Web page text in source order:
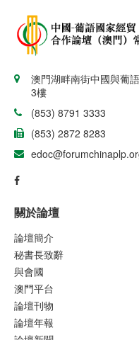
澳門湖畔南街中國與葡
3樓
(853) 8791 3333
(853) 2872 8283
關於論壇
論壇簡介
秘書長致辭
與會國
澳門平台
論壇刊物
論壇年報